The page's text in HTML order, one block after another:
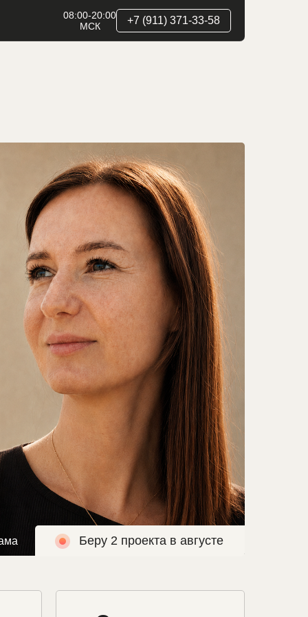
08:00-20:00
МСК
+7 (911) 371-33-58
Беру 2 проекта в августе